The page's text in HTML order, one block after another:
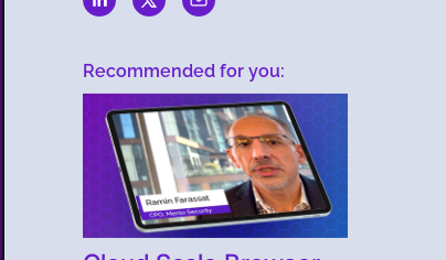
Recommended for you: